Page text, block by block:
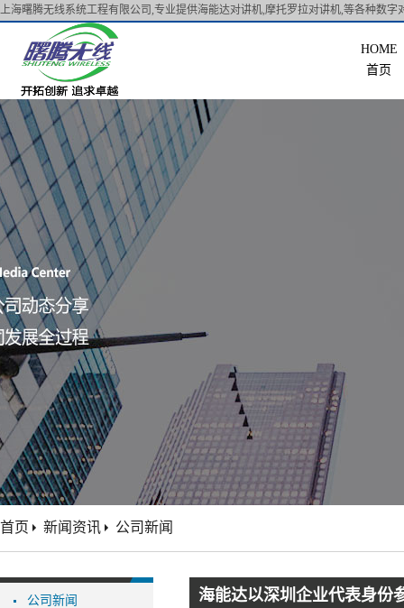
上海曙腾无线系统工程有限公司,专业提供海能达对讲机,摩托罗拉对讲机,等各种数字
首页
公司新闻
首页 新闻资讯 公司新闻
海能达以深圳企业代表身份